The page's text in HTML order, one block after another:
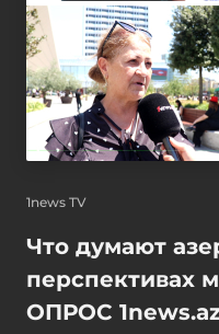
1news TV
Что думают
перспективах
ОПРОС